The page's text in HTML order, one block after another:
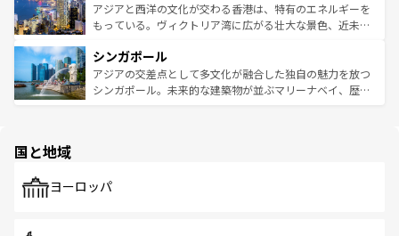
ひ現地で味わいたい。どの地域を訪れてもあたたかい人々
が旅行者を迎えてくれるので、きっと忘れられない旅にな
参照してほしい。
帯で自然と触れ合い、南部ではプーケットやクラビの美し
いビーチでリゾート気分を楽しむことができる。タイ料理
激する。気候は一年中温暖で、どの季節にも異なる楽しみ
が待っている。親しみやすいタイの人々、仏教を中心とし
た文化、そして多様な観光資源が、訪れる旅人を魅了し続
アジアと西洋の文化が交わる香港は、特有のエネルギーを
もっている。ヴィクトリア湾に広がる壮大な景色、近未来
み、どこを訪れても感動するはず。観光スポットが密集し
ており、効率よく見どころを回れるのも魅力。息をのむよ
うな絶景から文化的な体験まで、香港を存分に楽しみ尽く
シンガポール
アジアの交差点として多文化が融合した独自の魅力を放つ
シンガポール。未来的な建築物が並ぶマリーナベイ、歴史
で、ホーカーズは地元の風情を楽しめる外せないスポット
国と地域
ヨーロッパ